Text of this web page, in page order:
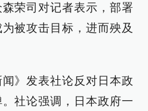
荣司对记者表示，部署
被攻击目标，进而殃及
》发表社论反对日本政
社论强调，日本政府一